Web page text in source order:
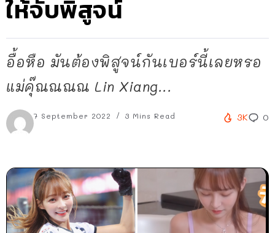
ให้จับพิสูจน์
อื้อหือ มันต้องพิสูจน์กันเบอร์นี้เลยหรอ
แม่คุ๊ณณณณ Lin Xiang...
7 September 2022 3 Mins Read 3K 0